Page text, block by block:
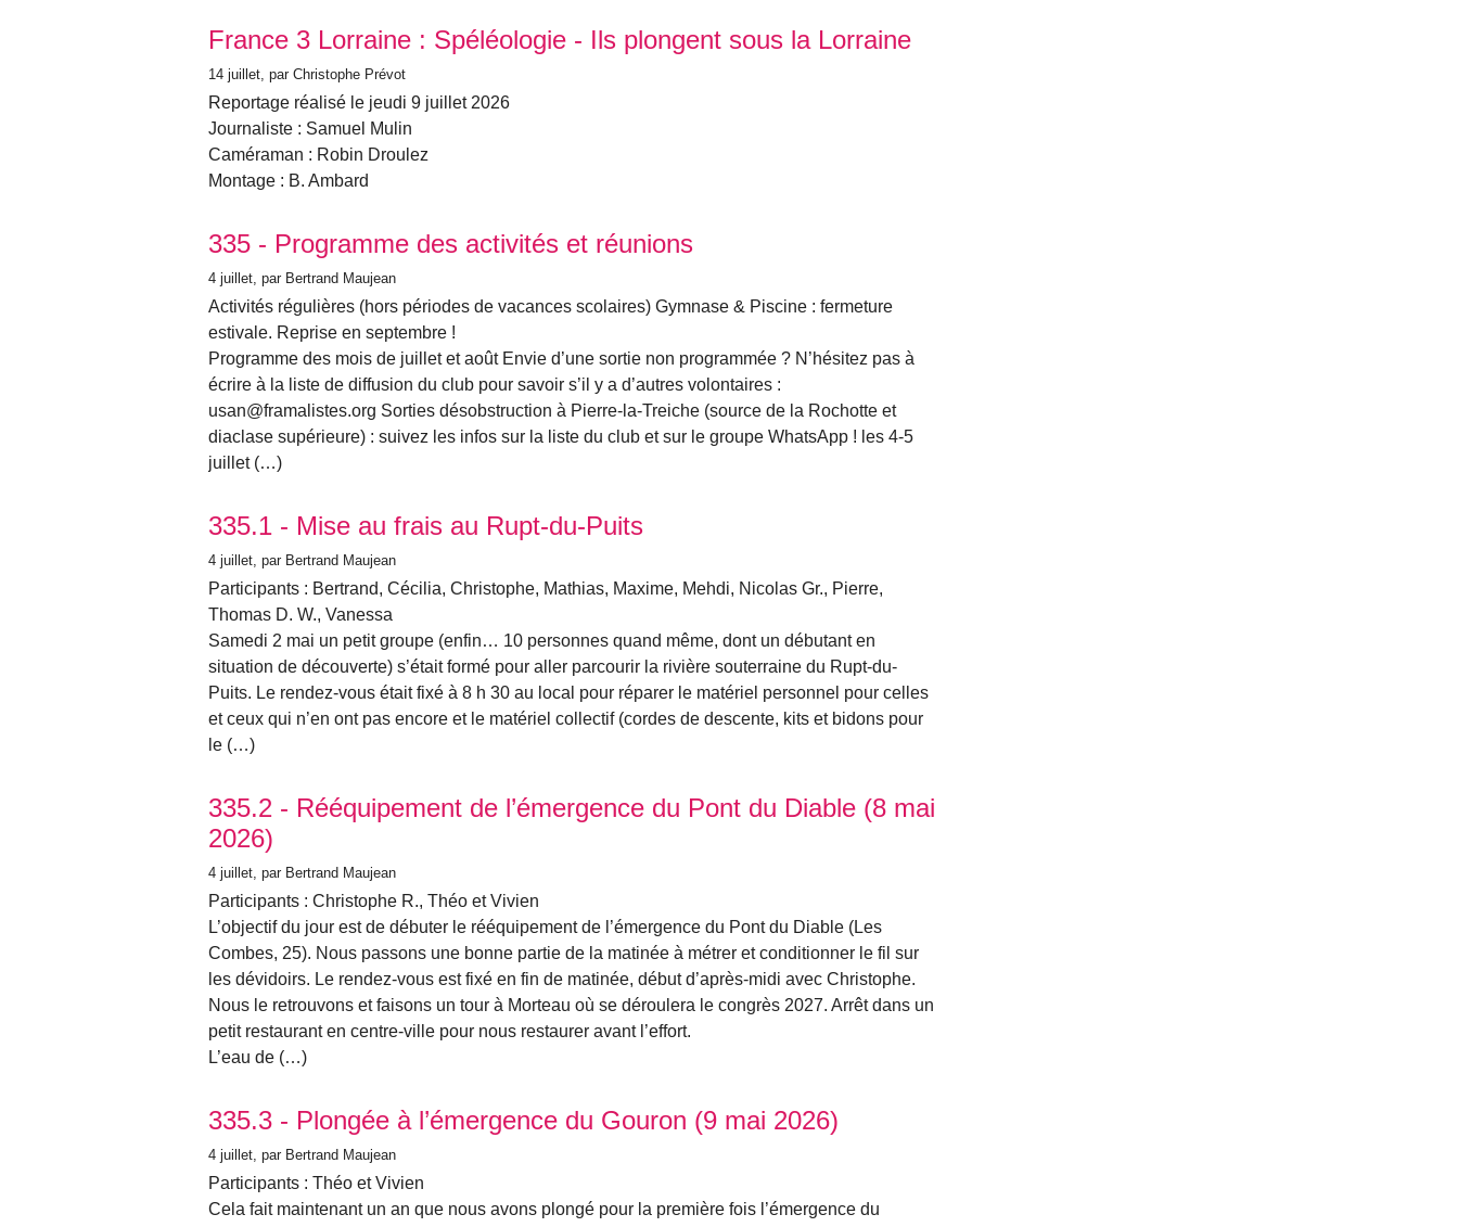
France 3 Lorraine : Spéléologie - Ils plongent sous la Lorraine
14 juillet , par Christophe Prévot
Reportage réalisé le jeudi 9 juillet 2026
Journaliste : Samuel Mulin
Caméraman : Robin Droulez
Montage : B. Ambard
335 - Programme des activités et réunions
4 juillet , par Bertrand Maujean
Activités régulières (hors périodes de vacances scolaires) Gymnase & Piscine : fermeture
estivale. Reprise en septembre !
Programme des mois de juillet et août Envie d’une sortie non programmée ? N’hésitez pas à
écrire à la liste de diffusion du club pour savoir s’il y a d’autres volontaires :
usan@framalistes.org Sorties désobstruction à Pierre-la-Treiche (source de la Rochotte et
diaclase supérieure) : suivez les infos sur la liste du club et sur le groupe WhatsApp ! les 4-5
juillet (…)
335.1 - Mise au frais au Rupt-du-Puits
4 juillet , par Bertrand Maujean
Participants : Bertrand, Cécilia, Christophe, Mathias, Maxime, Mehdi, Nicolas Gr., Pierre,
Thomas D. W., Vanessa
Samedi 2 mai un petit groupe (enfin… 10 personnes quand même, dont un débutant en
situation de découverte) s’était formé pour aller parcourir la rivière souterraine du Rupt-du-
Puits. Le rendez-vous était fixé à 8 h 30 au local pour réparer le matériel personnel pour celles
et ceux qui n’en ont pas encore et le matériel collectif (cordes de descente, kits et bidons pour
le (…)
335.2 - Rééquipement de l’émergence du Pont du Diable (8 mai
2026)
4 juillet , par Bertrand Maujean
Participants : Christophe R., Théo et Vivien
L’objectif du jour est de débuter le rééquipement de l’émergence du Pont du Diable (Les
Combes, 25). Nous passons une bonne partie de la matinée à métrer et conditionner le fil sur
les dévidoirs. Le rendez-vous est fixé en fin de matinée, début d’après-midi avec Christophe.
Nous le retrouvons et faisons un tour à Morteau où se déroulera le congrès 2027. Arrêt dans un
petit restaurant en centre-ville pour nous restaurer avant l’effort.
L’eau de (…)
335.3 - Plongée à l’émergence du Gouron (9 mai 2026)
4 juillet , par Bertrand Maujean
Participants : Théo et Vivien
Cela fait maintenant un an que nous avons plongé pour la première fois l’émergence du